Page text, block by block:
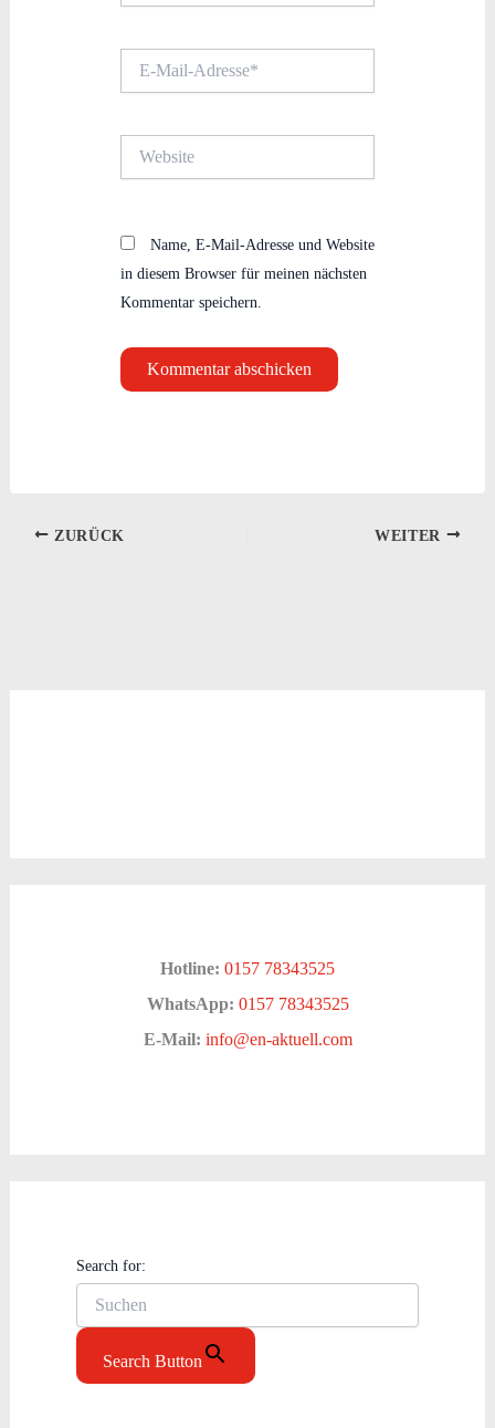
Mail-
Name, E-Mail-Adresse und Website
in diesem Browser für meinen nächsten
Kommentar speichern.
ZURÜCK WEITER
Hotline: 0157 78343525
WhatsApp: 0157 78343525
E-Mail: info@en-aktuell.com
Search for:
Search Button